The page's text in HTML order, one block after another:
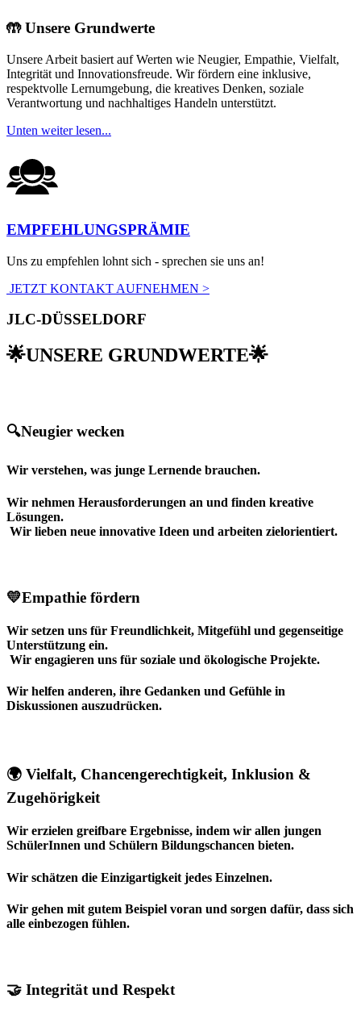
🤲 Unsere Grundwerte
Unsere Arbeit basiert auf Werten wie Neugier, Empathie, Vielfalt,
Integrität und Innovationsfreude. Wir fördern eine inklusive,
respektvolle Lernumgebung, die kreatives Denken, soziale
Verantwortung und nachhaltiges Handeln unterstützt.
Unten weiter lesen...
EMPFEHLUNGSPRÄMIE
Uns zu empfehlen lohnt sich - sprechen sie uns an!
JETZT KONTAKT AUFNEHMEN >
JLC-DÜSSELDORF
🌟UNSERE GRUNDWERTE🌟
🔍Neugier wecken
Wir verstehen, was junge Lernende brauchen.
Wir nehmen Herausforderungen an und finden kreative
Lösungen.
Wir lieben neue innovative Ideen und arbeiten zielorientiert.
💛Empathie fördern
Wir setzen uns für Freundlichkeit, Mitgefühl und gegenseitige
Unterstützung ein.
Wir engagieren uns für soziale und ökologische Projekte.
Wir helfen anderen, ihre Gedanken und Gefühle in
Diskussionen auszudrücken.
🌍 Vielfalt, Chancengerechtigkeit, Inklusion &
Zugehörigkeit
Wir erzielen greifbare Ergebnisse, indem wir allen jungen
SchülerInnen und Schülern Bildungschancen bieten.
Wir schätzen die Einzigartigkeit jedes Einzelnen.
Wir gehen mit gutem Beispiel voran und sorgen dafür, dass sich
alle einbezogen fühlen.
🤝 Integrität und Respekt